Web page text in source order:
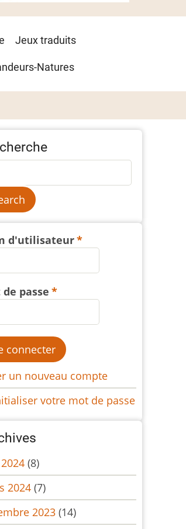
Jeux traduits
Natures
d'utilisateur
passe
un nouveau compte
votre mot de passe
(8)
2024 (7)
2023 (14)